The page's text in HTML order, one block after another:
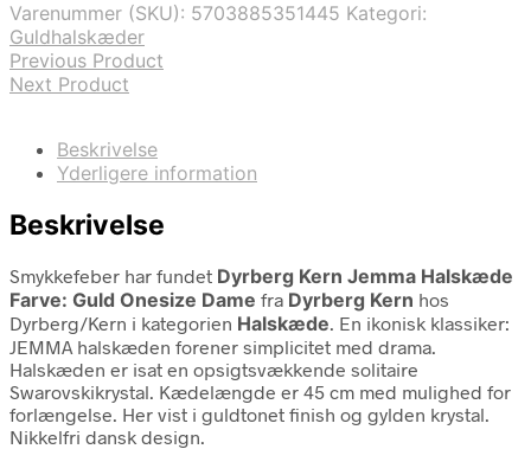
Varenummer (SKU): 5703885351445 Kategori:
Guldhalskæder
Previous Product
Next Product
Beskrivelse
Yderligere information
Beskrivelse
Smykkefeber har fundet Dyrberg Kern Jemma Halskæde
Farve: Guld Onesize Dame fra Dyrberg Kern hos
Dyrberg/Kern i kategorien Halskæde. En ikonisk klassiker:
JEMMA halskæden forener simplicitet med drama.
Halskæden er isat en opsigtsvækkende solitaire
Swarovskikrystal. Kædelængde er 45 cm med mulighed for
forlængelse. Her vist i guldtonet finish og gylden krystal.
Nikkelfri dansk design.